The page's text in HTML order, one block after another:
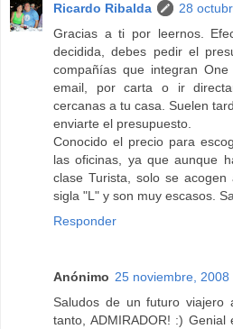
Ricardo Ribalda
28
Gracias a ti por leernos.
decidida, debes pedir el
compañías que integran
email, por carta o ir
cercanas a tu casa. Suelen
enviarte el presupuesto.
Conocido el precio para
las oficinas, ya que aunque
clase Turista, solo se
sigla "L" y son muy escasos.
Responder
Anónimo 25 noviembre, 2008
Saludos de un futuro viajero
tanto, ADMIRADOR! :)